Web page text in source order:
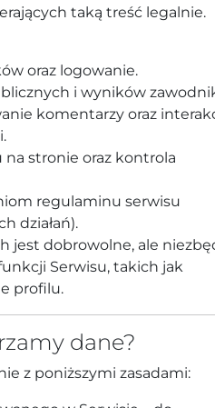
taką treść legalnie.
oraz logowanie.
i wyników
komentarzy oraz
stronie oraz kontrola
regulaminu serwisu
działań).
jest dobrowolne, ale
Serwisu, takich jak
profilu.
dane?
z poniższymi zasadami: